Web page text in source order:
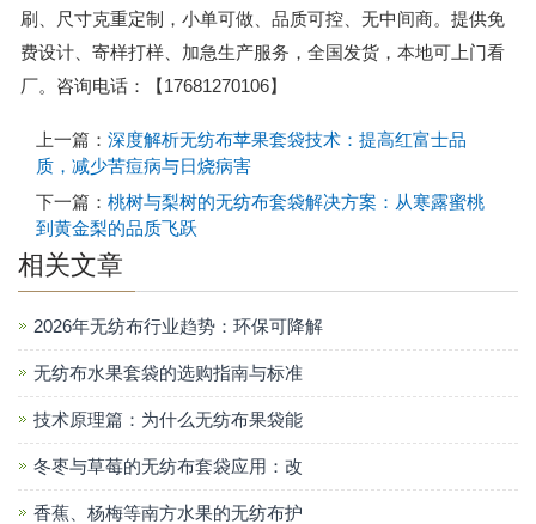
刷、尺寸克重定制，小单可做、品质可控、无中间商。提供免
费设计、寄样打样、加急生产服务，全国发货，本地可上门看
厂。咨询电话：【17681270106】
上一篇： 深度解析无纺布苹果套袋技术：提高红富士品
质，减少苦痘病与日烧病害
下一篇： 桃树与梨树的无纺布套袋解决方案：从寒露蜜桃
到黄金梨的品质飞跃
相关文章
2026年无纺布行业趋势：环保可降解
无纺布水果套袋的选购指南与标准
技术原理篇：为什么无纺布果袋能
冬枣与草莓的无纺布套袋应用：改
香蕉、杨梅等南方水果的无纺布护